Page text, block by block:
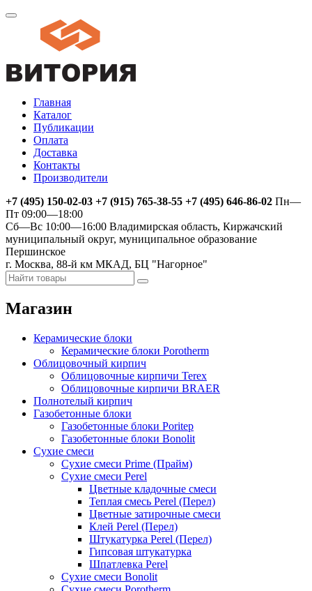
Главная
Каталог
Публикации
Оплата
Доставка
Контакты
Производители
+7 (495) 150-02-03 +7 (915) 765-38-55 +7 (495) 646-86-02 Пн—
Пт 09:00—18:00
Сб—Вс 10:00—16:00 Владимирская область, Киржачский
муниципальный округ, муниципальное образование
Першинское
г. Москва, 88-й км МКАД, БЦ "Нагорное"
Магазин
Керамические блоки
Керамические блоки Porotherm
Облицовочный кирпич
Облицовочные кирпичи Terex
Облицовочные кирпичи BRAER
Полнотелый кирпич
Газобетонные блоки
Газобетонные блоки Poritep
Газобетонные блоки Bonolit
Сухие смеси
Сухие смеси Prime (Прайм)
Сухие смеси Perel
Цветные кладочные смеси
Теплая смесь Perel (Перел)
Цветные затирочные смеси
Клей Perel (Перел)
Штукатурка Perel (Перел)
Гипсовая штукатурка
Шпатлевка Perel
Сухие смеси Bonolit